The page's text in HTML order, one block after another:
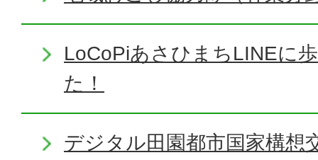
LoCoPiあさひまちLINEに
た！
デジタル田園都市国家構想